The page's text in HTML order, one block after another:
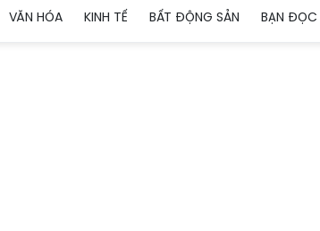
VĂN HÓA KINH TẾ BẤT ĐỘNG SẢN BẠN ĐỌC